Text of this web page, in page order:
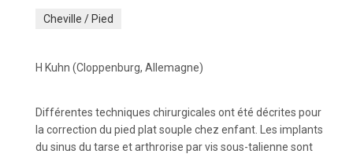
Cheville / Pied
H Kuhn (Cloppenburg, Allemagne)
Différentes techniques chirurgicales ont été décrites pour
la correction du pied plat souple chez enfant. Les implants
du sinus du tarse et arthrorise par vis sous-talienne sont